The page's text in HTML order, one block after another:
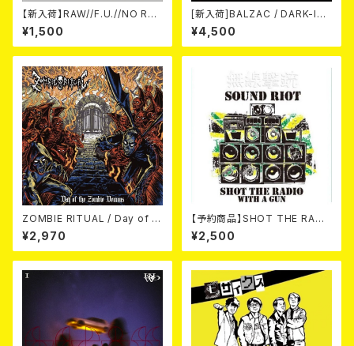
【新入荷】RAW//F.U.//NO RES
T / 3way split EP ハード ラッ
ク ダンス (CD)
¥1,500
[新入荷]BALZAC / DARK-IS
M -20th Anniversary Comp
ilation- (2CD)
¥4,500
ZOMBIE RITUAL / Day of th
e Zombie Demons
¥2,970
【予約商品】SHOT THE RADI
O WITH A GUN / SOUND RI
OT (CD)【8月８日発売】
¥2,500